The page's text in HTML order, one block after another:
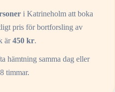
i Katrineholmatt boka
pris för bortforsling av
är450kr.
hämtning samma dag eller
timmar.